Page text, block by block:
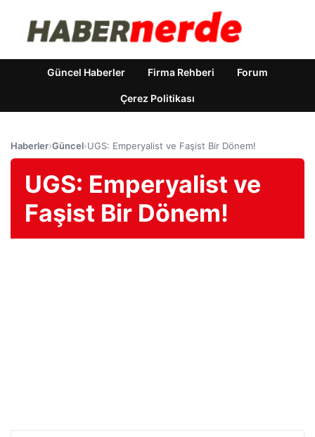
Güncel Haberler Firma Rehberi Forum
Çerez Politikası
Haberler›Güncel›UGS: Emperyalist ve Faşist Bir Dönem!
UGS: Emperyalist ve
Faşist Bir Dönem!